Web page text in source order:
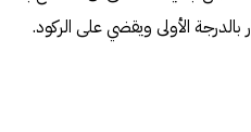
الأولى ويقضي على الركود.